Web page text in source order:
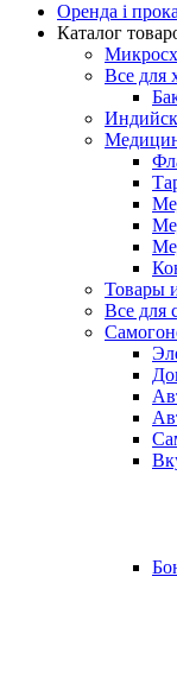
Оренда і
Каталог
Все для
Товары
Все для